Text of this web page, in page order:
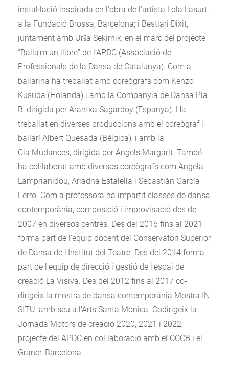
instal·lació inspirada en l'obra de l'artista Lola Lasurt,
a la Fundació Brossa, Barcelona; i Bestiari Dixit,
juntament amb Urša Sekirnik, en el marc del projecte
“Balla'm un llibre” de l’APDC (Associació de
Professionals de la Dansa de Catalunya). Com a
ballarina ha treballat amb coreògrafs com Kenzo
Kusuda (Holanda) i amb la Companyia de Dansa Pla
B, dirigida per Arantxa Sagardoy (Espanya). Ha
treballat en diverses produccions amb el coreògraf i
ballarí Albert Quesada (Bèlgica), i amb la
Cia.Mudances, dirigida per Àngels Margarit. També
ha col·laborat amb diversos coreògrafs com Angela
Lamprianidou, Ariadna Estalella i Sebastián García
Ferro. Com a professora ha impartit classes de dansa
contemporània, composició i improvisació des de
2007 en diversos centres. Des del 2016 fins al 2021
forma part de l'equip docent del Conservatori Superior
de Dansa de l'Institut del Teatre. Des del 2014 forma
part de l'equip de direcció i gestió de l'espai de
creació La Visiva. Des del 2012 fins al 2017 co-
dirigeix la mostra de dansa contemporània Mostra IN
SITU, amb seu a l'Arts Santa Mònica. Codirigeix la
Jornada Motors de creació 2020, 2021 i 2022,
projecte del APDC en col·laboració amb el CCCB i el
Graner, Barcelona.